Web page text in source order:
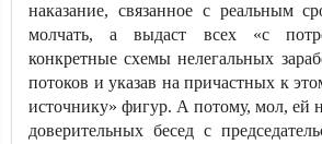
наказание, связанное с реальным
молчать, а выдаст всех «с
конкретные схемы нелегальных
потоков и указав на причастных к
источнику» фигур. А потому, мол, ей
доверительных бесед с